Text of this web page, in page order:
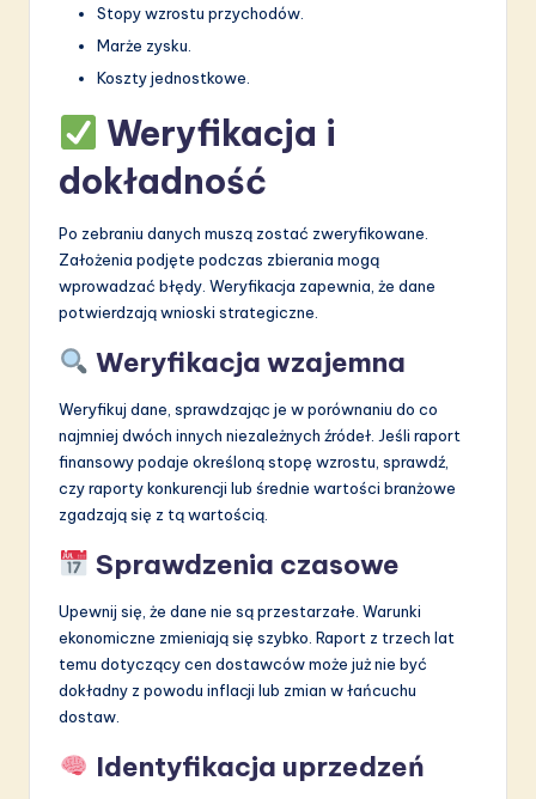
Stopy wzrostu przychodów.
Marże zysku.
Koszty jednostkowe.
Weryfikacja i
dokładność
Po zebraniu danych muszą zostać zweryfikowane.
Założenia podjęte podczas zbierania mogą
wprowadzać błędy. Weryfikacja zapewnia, że dane
potwierdzają wnioski strategiczne.
Weryfikacja wzajemna
Weryfikuj dane, sprawdzając je w porównaniu do co
najmniej dwóch innych niezależnych źródeł. Jeśli raport
finansowy podaje określoną stopę wzrostu, sprawdź,
czy raporty konkurencji lub średnie wartości branżowe
zgadzają się z tą wartością.
Sprawdzenia czasowe
Upewnij się, że dane nie są przestarzałe. Warunki
ekonomiczne zmieniają się szybko. Raport z trzech lat
temu dotyczący cen dostawców może już nie być
dokładny z powodu inflacji lub zmian w łańcuchu
dostaw.
Identyfikacja uprzedzeń